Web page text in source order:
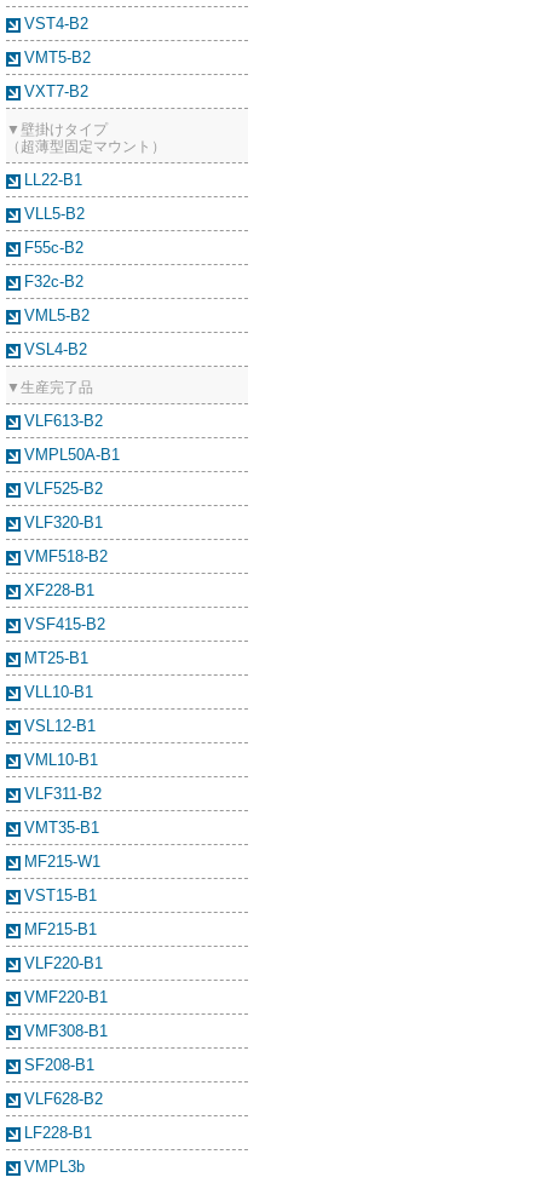
VST4-B2
VMT5-B2
VXT7-B2
▼壁掛けタイプ
（超薄型固定マウント）
LL22-B1
VLL5-B2
F55c-B2
F32c-B2
VML5-B2
VSL4-B2
▼生産完了品
VLF613-B2
VMPL50A-B1
VLF525-B2
VLF320-B1
VMF518-B2
XF228-B1
VSF415-B2
MT25-B1
VLL10-B1
VSL12-B1
VML10-B1
VLF311-B2
VMT35-B1
MF215-W1
VST15-B1
MF215-B1
VLF220-B1
VMF220-B1
VMF308-B1
SF208-B1
VLF628-B2
LF228-B1
VMPL3b